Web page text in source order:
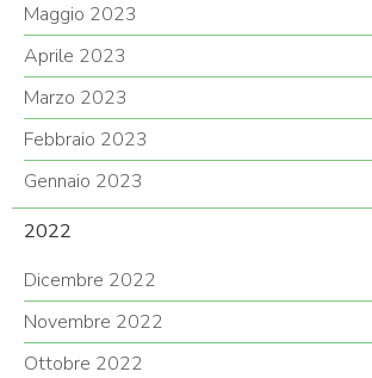
Maggio 2023
Aprile 2023
Marzo 2023
Febbraio 2023
Gennaio 2023
2022
Dicembre 2022
Novembre 2022
Ottobre 2022